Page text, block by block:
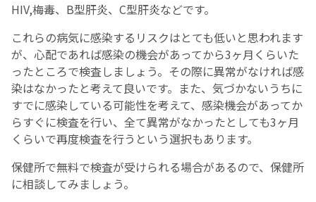
HIV,梅毒、B型肝炎、C型肝炎などです。
これらの病気に感染するリスクはとても低いと思われます
が、心配であれば感染の機会があってから3ヶ月くらいた
ったところで検査しましょう。その際に異常がなければ感
染はなかったと考えて良いです。また、気づかないうちに
すでに感染している可能性を考えて、感染機会があってか
らすぐに検査を行い、全て異常がなかったとしても3ヶ月
くらいで再度検査を行うという選択もあります。
保健所で無料で検査が受けられる場合があるので、保健所
に相談してみましょう。